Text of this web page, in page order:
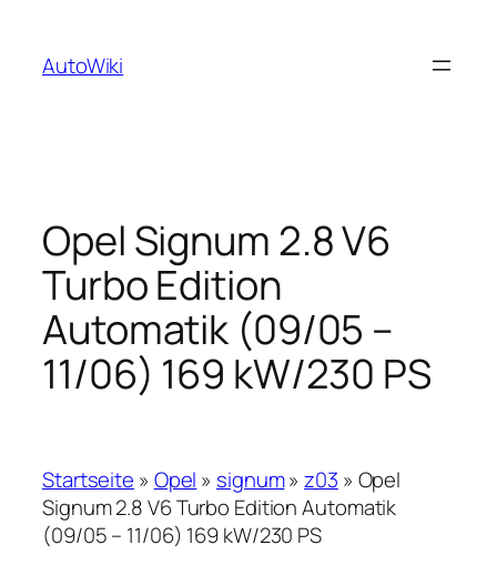
springen
AutoWiki
Opel Signum 2.8 V6
Turbo Edition
Automatik (09/05 –
11/06) 169 kW/230 PS
Startseite » Opel » signum»z03 » Opel
Signum 2.8 V6 Turbo Edition Automatik
(09/05 – 11/06) 169 kW/230 PS